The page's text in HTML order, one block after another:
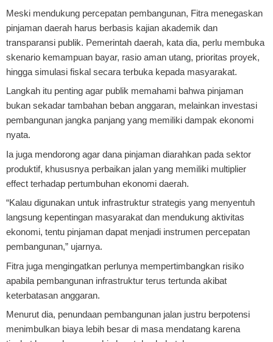
Meski mendukung percepatan pembangunan, Fitra menegaskan
pinjaman daerah harus berbasis kajian akademik dan
transparansi publik. Pemerintah daerah, kata dia, perlu membuka
skenario kemampuan bayar, rasio aman utang, prioritas proyek,
hingga simulasi fiskal secara terbuka kepada masyarakat.
Langkah itu penting agar publik memahami bahwa pinjaman
bukan sekadar tambahan beban anggaran, melainkan investasi
pembangunan jangka panjang yang memiliki dampak ekonomi
nyata.
Ia juga mendorong agar dana pinjaman diarahkan pada sektor
produktif, khususnya perbaikan jalan yang memiliki multiplier
effect terhadap pertumbuhan ekonomi daerah.
“Kalau digunakan untuk infrastruktur strategis yang menyentuh
langsung kepentingan masyarakat dan mendukung aktivitas
ekonomi, tentu pinjaman dapat menjadi instrumen percepatan
pembangunan,” ujarnya.
Fitra juga mengingatkan perlunya mempertimbangkan risiko
apabila pembangunan infrastruktur terus tertunda akibat
keterbatasan anggaran.
Menurut dia, penundaan pembangunan jalan justru berpotensi
menimbulkan biaya lebih besar di masa mendatang karena